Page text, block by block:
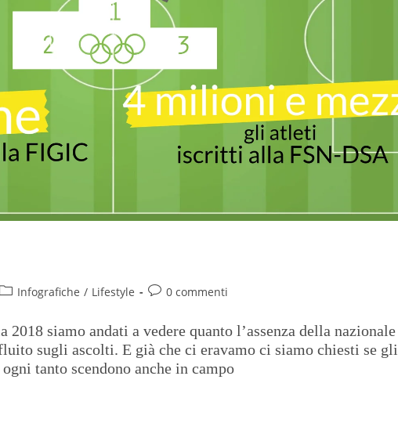
Infografiche / Lifestyle 0 commenti
siamo andati a vedere quanto l’assenza della nazionale
sugli ascolti. E già che ci eravamo ci siamo chiesti se gli
tanto scendono anche in campo